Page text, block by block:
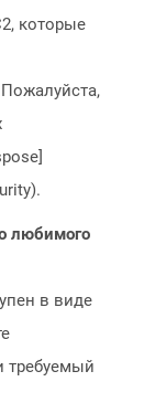
которые
любимого
в виде
требуемый